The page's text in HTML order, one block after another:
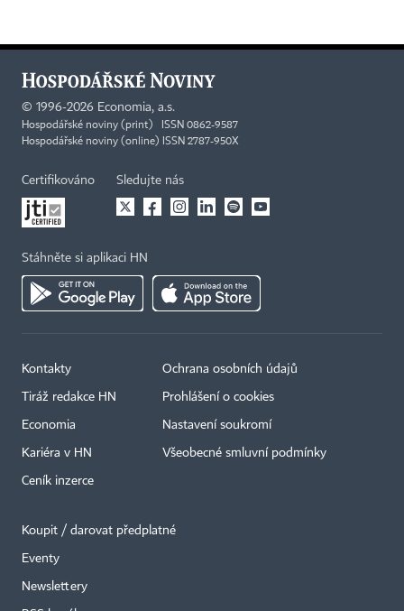
© 1996-2026 Economia, a.s.
Hospodářské noviny (print) ISSN 0862-9587
Hospodářské noviny (online) ISSN 2787-950X
Certifikováno Sledujte nás
Stáhněte si aplikaci HN
Kontakty
Tiráž redakce HN
Economia
Kariéra v HN
Ceník inzerce
Ochrana osobních údajů
Prohlášení o cookies
Nastavení soukromí
Všeobecné smluvní podmínky
Koupit / darovat předplatné
Eventy
Newslettery